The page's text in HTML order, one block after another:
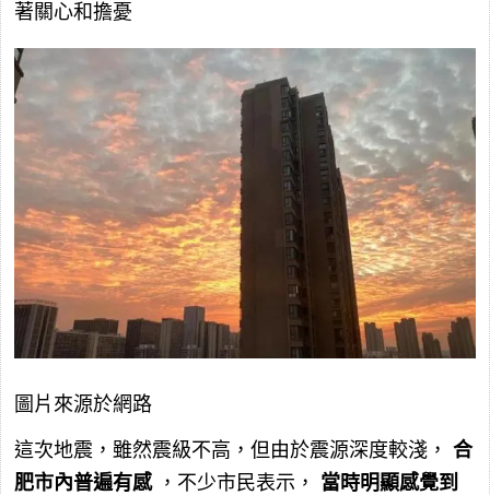
著關心和擔憂
圖片來源於網路
這次地震，雖然震級不高，但由於震源深度較淺， 合
肥市內普遍有感 ，不少市民表示， 當時明顯感覺到